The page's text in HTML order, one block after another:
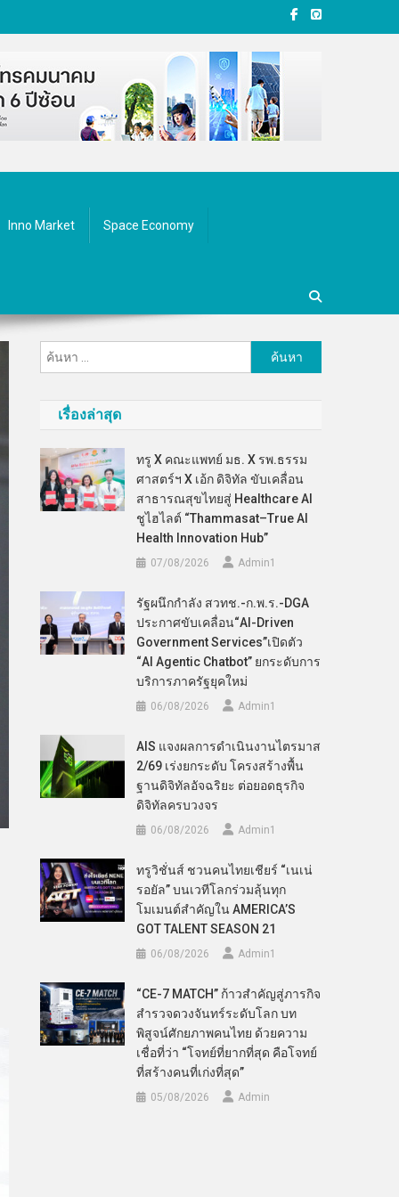
Inno Market Space Economy
ค้นหา
สำหรับ:
เรื่องล่าสุด
ทรู X คณะแพทย์ มธ. X รพ.ธรรม
ศาสตร์ฯ X เอ้ก ดิจิทัล ขับเคลื่อน
สาธารณสุขไทยสู่ Healthcare AI
ชูไฮไลต์ “Thammasat–True AI
Health Innovation Hub”
07/08/2026 Admin​1
รัฐผนึกกำลัง สวทช.-ก.พ.ร.-DGA
ประกาศขับเคลื่อน“AI-Driven
Government Services”เปิดตัว
“AI Agentic Chatbot” ยกระดับการ
บริการภาครัฐยุคใหม่
06/08/2026 Admin​1
AIS แจงผลการดำเนินงานไตรมาส
2/69 เร่งยกระดับ โครงสร้างพื้น
ฐานดิจิทัลอัจฉริยะ ต่อยอดธุรกิจ
ดิจิทัลครบวงจร
06/08/2026 Admin​1
ทรูวิชั่นส์ ชวนคนไทยเชียร์ “เนเน่
รอยัล” บนเวทีโลกร่วมลุ้นทุก
โมเมนต์สำคัญใน AMERICA’S
GOT TALENT SEASON 21
06/08/2026 Admin​1
“CE-7 MATCH” ก้าวสำคัญสู่ภารกิจ
สำรวจดวงจันทร์ระดับโลก บท
พิสูจน์ศักยภาพคนไทย ด้วยความ
เชื่อที่ว่า “โจทย์ที่ยากที่สุด คือโจทย์
ที่สร้างคนที่เก่งที่สุด”
05/08/2026 Admin